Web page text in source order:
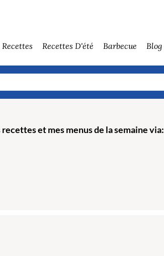
Recettes Recettes D'été Barbecue Blog
et mes menus de la semaine via: